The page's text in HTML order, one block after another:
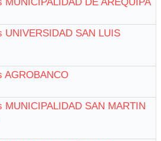
MUNICIPALIDAD DE AREQUIPA
UNIVERSIDAD SAN LUIS
AGROBANCO
MUNICIPALIDAD SAN MARTIN